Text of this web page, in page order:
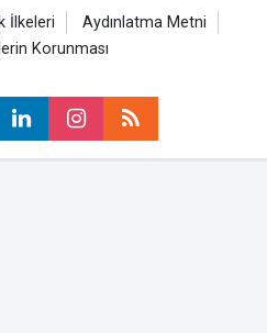
İlkeleri
Aydınlatma Metni
Korunması